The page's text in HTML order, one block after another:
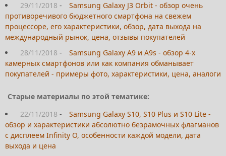
29/11/2018 -
Samsung Galaxy J3 Orbit - обзор очень
противоречивого бюджетного смартфона на свежем
процессоре, его характеристики, обзор, дата выхода на
международный рынок, цена, отзывы покупателей
28/11/2018 -
Samsung Galaxy A9 и A9s - обзор 4-х
камерных смартфонов или как компания обманывает
покупателей - примеры фото, характеристики, цена, аналоги
Старые материалы по этой тематике:
22/11/2018 -
Samsung Galaxy S10, S10 Plus и S10 Lite -
обзор и характеристики абсолютно безрамочных флагманов
с дисплеем Infinity O, особенности каждой модели, дата
выхода и цена